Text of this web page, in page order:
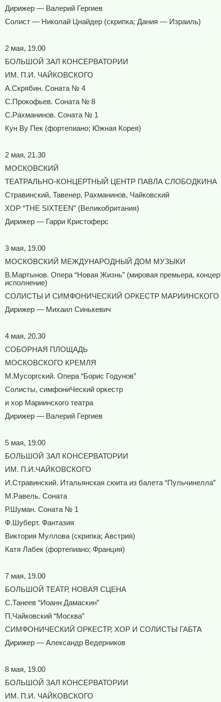
Дирижер — Валерий Гергиев
Солист — Николай Цнайдер (скрипка; Дания — Израиль)
2 мая, 19.00
БОЛЬШОЙ ЗАЛ КОНСЕРВАТОРИИ
ИМ. П.И. ЧАЙКОВСКОГО
А.Скрябин. Соната № 4
С.Прокофьев. Соната № 8
С.Рахманинов. Соната № 1
Кун Ву Пек (фортепиано; Южная Корея)
2 мая, 21.30
МОСКОВСКИЙ
ТЕАТРАЛЬНО-КОНЦЕРТНЫЙ ЦЕНТР ПАВЛА СЛОБОДКИНА
Стравинский, Тавенер, Рахманинов, Чайковский
ХОР “THE SIXTEEN” (Великобритания)
Дирижер — Гарри Кристоферс
3 мая, 19.00
МОСКОВСКИЙ МЕЖДУНАРОДНЫЙ ДОМ МУЗЫКИ
В.Мартынов. Опера “Новая Жизнь” (мировая премьера,
исполнение)
СОЛИСТЫ И СИМФОНИЧЕСКИЙ ОРКЕСТР МАРИИНСКОГО
Дирижер — Михаил Синькевич
4 мая, 20.30
СОБОРНАЯ ПЛОЩАДЬ
МОСКОВСКОГО КРЕМЛЯ
М.Мусоргский. Опера “Борис Годунов”
Солисты, симфониЧеский оркестр
и хор Мариинского театра
Дирижер — Валерий Гергиев
5 мая, 19.00
БОЛЬШОЙ ЗАЛ КОНСЕРВАТОРИИ
ИМ. П.И.ЧАЙКОВСКОГО
И.Стравинский. Итальянская сюита из балета “Пульчинелла”
М.Равель. Соната
Р.Шуман. Соната № 1
Ф.Шуберт. Фантазия
Виктория Муллова (скрипка; Австрия)
Катя Лабек (фортепиано; Франция)
7 мая, 19.00
БОЛЬШОЙ ТЕАТР, НОВАЯ СЦЕНА
С.Танеев “Иоанн Дамаскин”
П.Чайковский “Москва”
СИМФОНИЧЕСКИЙ ОРКЕСТР, ХОР И СОЛИСТЫ ГАБТА
Дирижер — Александр Ведерников
8 мая, 19.00
БОЛЬШОЙ ЗАЛ КОНСЕРВАТОРИИ
ИМ. П.И. ЧАЙКОВСКОГО